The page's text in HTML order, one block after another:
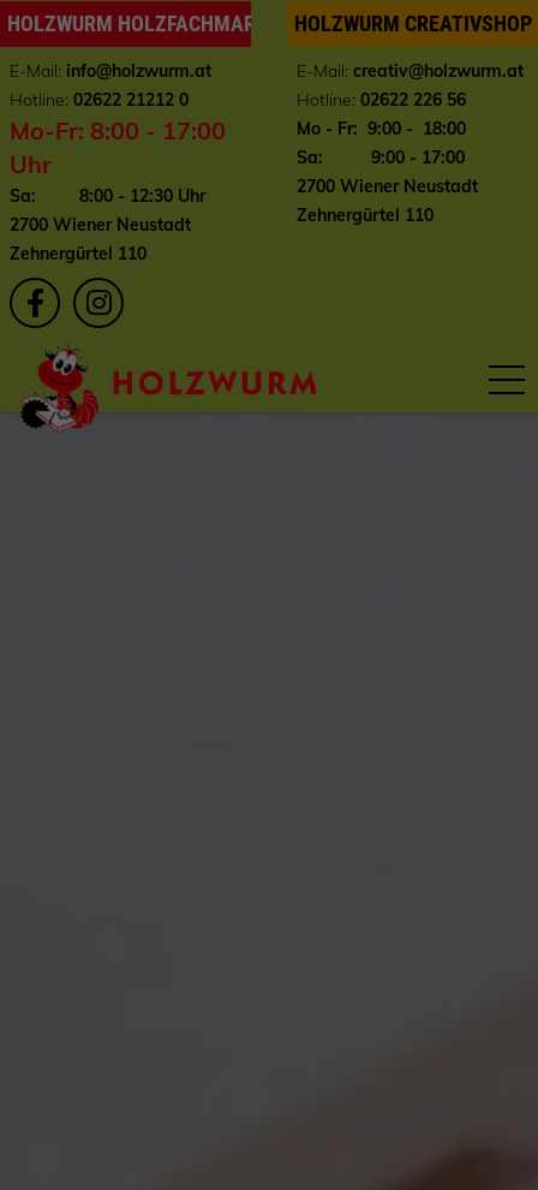
HOLZWURM HOLZFACHMARKT
E-Mail: info@holzwurm.at
Hotline: 02622 21212 0
Mo-Fr: 8:00 - 17:00
Uhr
Sa: 8:00 - 12:30 Uhr
2700 Wiener Neustadt
Zehnergürtel 110
HOLZWURM CREATIVSHOP
E-Mail: creativ@holzwurm.at
Hotline: 02622 226 56
Mo - Fr: 9:00 - 18:00
Sa: 9:00 - 17:00
2700 Wiener Neustadt
Zehnergürtel 110